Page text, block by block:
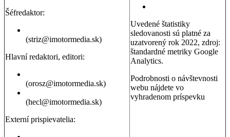
Šéfredaktor:
(striz@imotormedia.sk)
Hlavní redaktori, editori:
(orosz@imotormedia.sk)
(hecl@imotormedia.sk)
Externí prispievatelia:
Uvedené štatistiky
sledovanosti sú platné za
uzatvorený rok 2022, zdroj:
štandardné metriky Google
Analytics.
Podrobnosti o návštevnosti
webu nájdete vo
vyhradenom príspevku